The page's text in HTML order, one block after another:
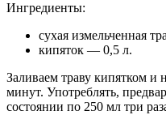
Ингредиенты:
сухая измельченная
кипяток — 0,5 л.
Заливаем траву кипятком и
минут. Употреблять,
состоянии по 250 мл три